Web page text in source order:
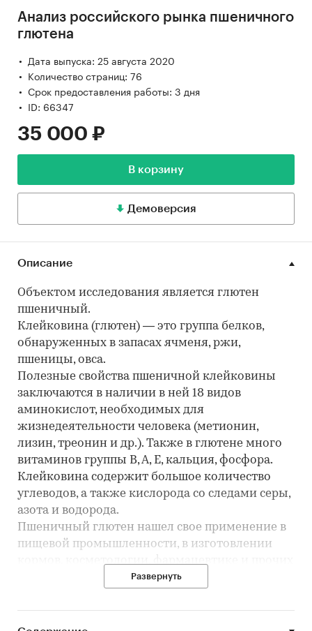
Анализ российского рынка пшеничного
глютена
Дата выпуска: 25 августа 2020
Количество страниц: 76
Срок предоставления работы: 3 дня
ID: 66347
35 000 ₽
В корзину
Демоверсия
Описание
Объектом исследования является глютен
пшеничный.
Клейковина (глютен) — это группа белков,
обнаруженных в запасах ячменя, ржи,
пшеницы, овса.
Полезные свойства пшеничной клейковины
заключаются в наличии в ней 18 видов
аминокислот, необходимых для
жизнедеятельности человека (метионин,
лизин, треонин и др.). Также в глютене много
витаминов группы В, А, Е, кальция, фосфора.
Клейковина содержит большое количество
углеводов, а также кислорода со следами серы,
азота и водорода.
Пшеничный глютен нашел свое применение в
пищевой промышленности, в изготовлении
кормов, косметологии, фармацевтике и прочих
Развернуть